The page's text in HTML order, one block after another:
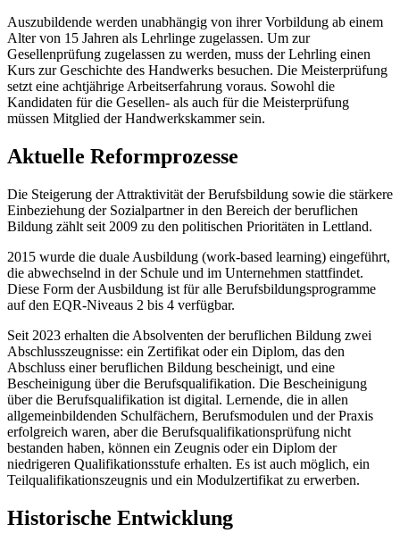
Auszubildende werden unabhängig von ihrer Vorbildung ab einem
Alter von 15 Jahren als Lehrlinge zugelassen. Um zur
Gesellenprüfung zugelassen zu werden, muss der Lehrling einen
Kurs zur Geschichte des Handwerks besuchen. Die Meisterprüfung
setzt eine achtjährige Arbeitserfahrung voraus. Sowohl die
Kandidaten für die Gesellen- als auch für die Meisterprüfung
müssen Mitglied der Handwerkskammer sein.
Aktuelle Reformprozesse
Die Steigerung der Attraktivität der Berufsbildung sowie die stärkere
Einbeziehung der Sozialpartner in den Bereich der beruflichen
Bildung zählt seit 2009 zu den politischen Prioritäten in Lettland.
2015 wurde die duale Ausbildung (work-based learning) eingeführt,
die abwechselnd in der Schule und im Unternehmen stattfindet.
Diese Form der Ausbildung ist für alle Berufsbildungsprogramme
auf den EQR-Niveaus 2 bis 4 verfügbar.
Seit 2023 erhalten die Absolventen der beruflichen Bildung zwei
Abschlusszeugnisse: ein Zertifikat oder ein Diplom, das den
Abschluss einer beruflichen Bildung bescheinigt, und eine
Bescheinigung über die Berufsqualifikation. Die Bescheinigung
über die Berufsqualifikation ist digital. Lernende, die in allen
allgemeinbildenden Schulfächern, Berufsmodulen und der Praxis
erfolgreich waren, aber die Berufsqualifikationsprüfung nicht
bestanden haben, können ein Zeugnis oder ein Diplom der
niedrigeren Qualifikationsstufe erhalten. Es ist auch möglich, ein
Teilqualifikationszeugnis und ein Modulzertifikat zu erwerben.
Historische Entwicklung